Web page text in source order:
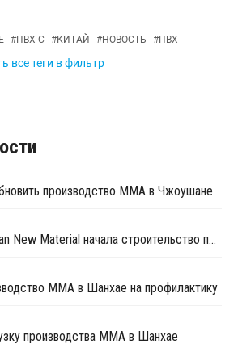
#ПВХ-С #КИТАЙ #НОВОСТЬ #ПВХ
все теги в фильтр
производство ММА в Чжоушане
Henan Zhongke Puyuan New Material начала строительство производства ММА в Китае
ММА в Шанхае на профилактику
производства MMA в Шанхае